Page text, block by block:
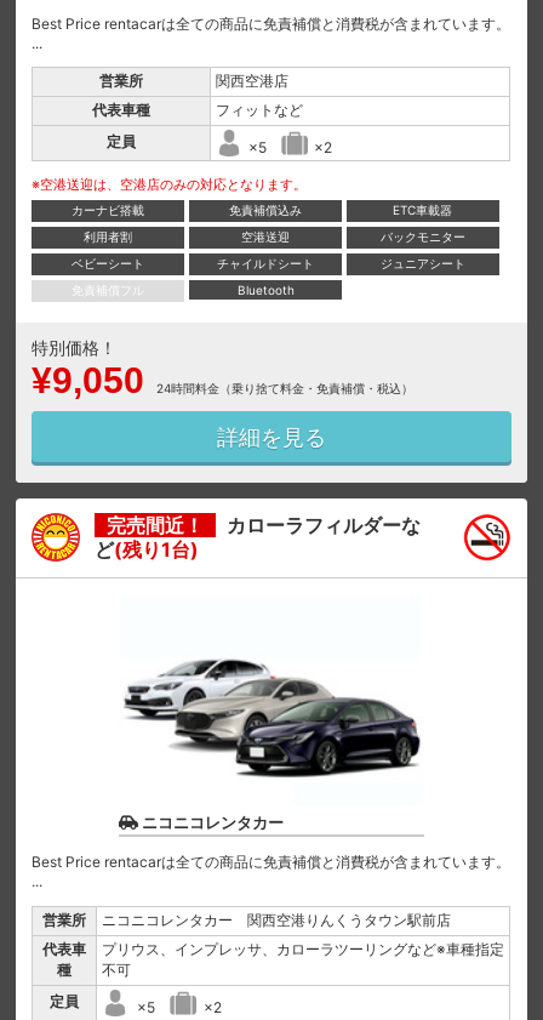
Best Price rentacarは全ての商品に免責補償と消費税が含まれています。
...
営業所
関西空港店
代表車種
フィットなど
定員
×5 ×2
※空港送迎は、空港店のみの対応となります。
カーナビ搭載 免責補償込み
ETC車載器
利用者割
空港送迎
バックモニター
ベビーシート
チャイルドシート
ジュニアシート
免責補償フル
Bluetooth
特別価格！
¥9,050 24時間料金（乗り捨て料金・免責補償・税込）
詳細を見る
完売間近！
カローラフィルダーな
ど(残り1台)
ニコニコレンタカー
Best Price rentacarは全ての商品に免責補償と消費税が含まれています。
...
営業所
ニコニコレンタカー 関西空港りんくうタウン駅前店
代表車
種
プリウス、インプレッサ、カローラツーリングなど※車種指定
不可
定員
×5 ×2